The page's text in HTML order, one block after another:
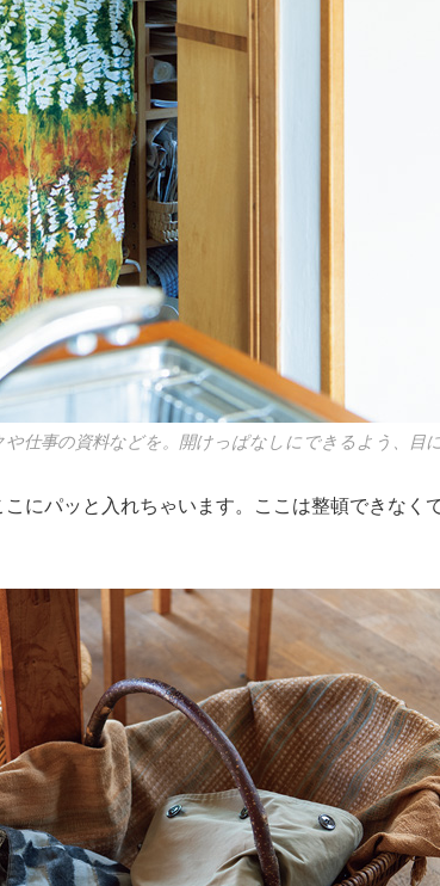
仕事の資料などを。開けっぱなしにできるよう、目
こにパッと入れちゃいます。ここは整頓できなく